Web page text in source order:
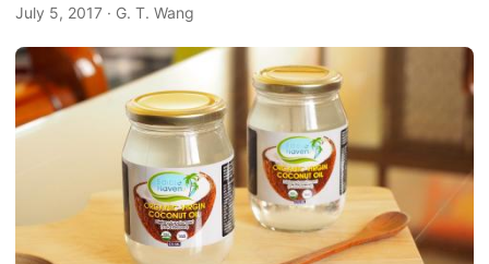
July 5, 2017 · G. T. Wang